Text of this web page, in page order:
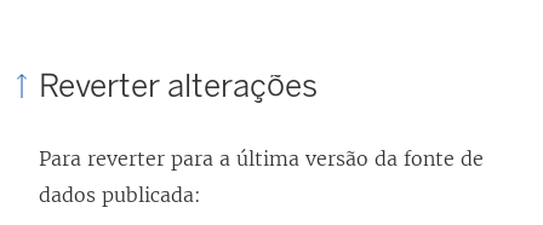
Reverter alterações
Para reverter para a última versão da fonte de
dados publicada: